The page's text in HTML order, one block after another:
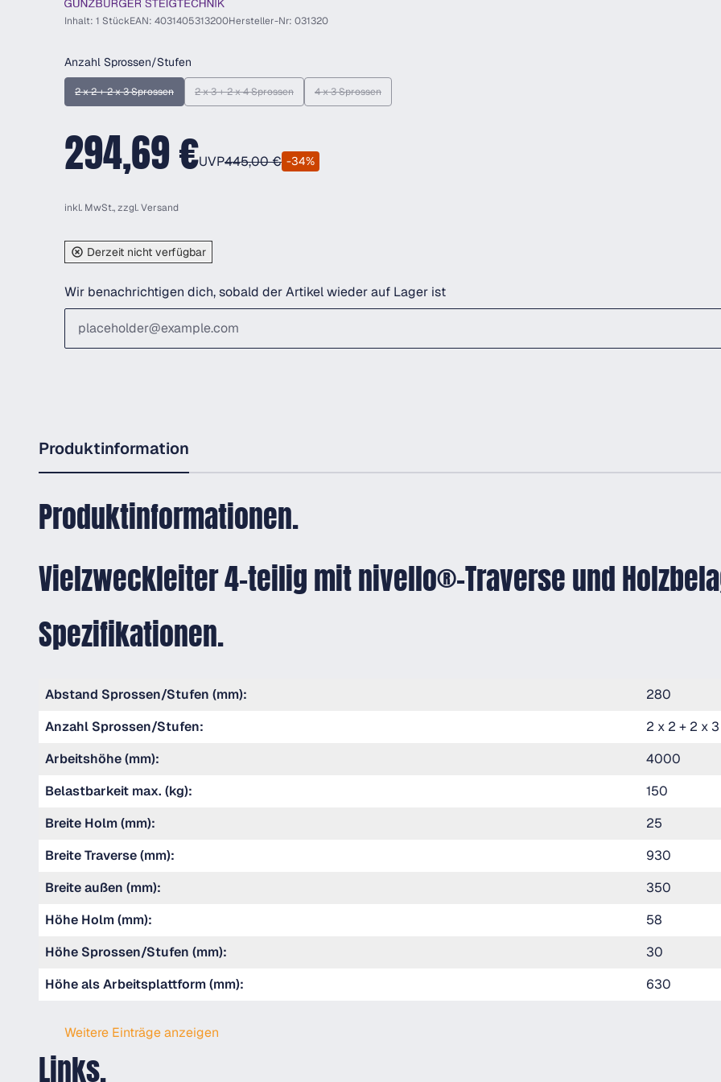
Inhalt: 1 StückEAN: 4031405313200Hersteller-Nr: 031320
Anzahl Sprossen/Stufen
2 x 2 + 2 x 3 Sprossen(Diese Option ist zurzeit nicht verfügbar.)
2 x 3 + 2 x 4 Sprossen(Diese Option ist zurzeit nicht verfügbar.)
4 x 3 Sprossen(Diese Option ist zurzeit nicht verfügbar.)
294,69 €UVP445,00 € -34%
inkl. MwSt., zzgl.Versand
Derzeit nicht verfügbar
Wir benachrichtigen dich, sobald der Artikel wieder auf Lager ist
Produktinformation
Produktinformationen.
Vielzweckleiter 4-teilig mit nivello®-Traverse und
Spezifikationen.
Abstand Sprossen/Stufen (mm):
280
Anzahl Sprossen/Stufen:
2 x 2 + 2 x
Arbeitshöhe (mm):
4000
Belastbarkeit max. (kg):
150
Breite Holm (mm):
25
Breite Traverse (mm):
930
Breite außen (mm):
350
Höhe Holm (mm):
58
Höhe Sprossen/Stufen (mm):
30
Höhe als Arbeitsplattform (mm):
630
Weitere Einträge anzeigen
Links.